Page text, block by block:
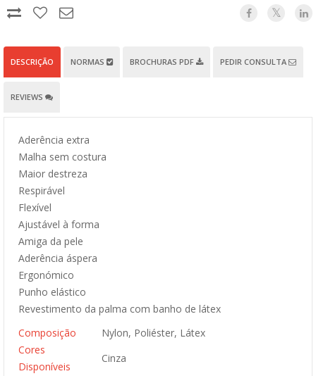
DESCRIÇÃO NORMAS BROCHURAS PDF PEDIR CONSULTA
REVIEWS
Aderência extra
Malha sem costura
Maior destreza
Respirável
Flexível
Ajustável à forma
Amiga da pele
Aderência áspera
Ergonómico
Punho elástico
Revestimento da palma com banho de látex
Composição
Nylon, Poliéster, Látex
Cores
Disponíveis
Cinza